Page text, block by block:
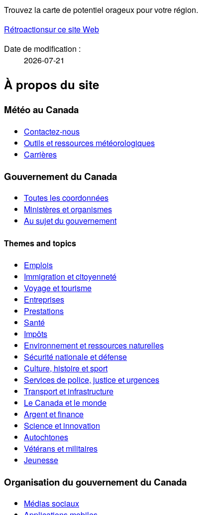
Trouvez la carte de potentiel orageux pour votre région.
Rétroactionsur ce site Web
Date de modification :
2026-07-21
À propos du site
Météo au Canada
Contactez-nous
Outils et ressources météorologiques
Carrières
Gouvernement du Canada
Toutes les coordonnées
Ministères et organismes
Au sujet du gouvernement
Themes and topics
Emplois
Immigration et citoyenneté
Voyage et tourisme
Entreprises
Prestations
Santé
Impôts
Environnement et ressources naturelles
Sécurité nationale et défense
Culture, histoire et sport
Services de police, justice et urgences
Transport et infrastructure
Le Canada et le monde
Argent et finance
Science et innovation
Autochtones
Vétérans et militaires
Jeunesse
Organisation du gouvernement du Canada
Médias sociaux